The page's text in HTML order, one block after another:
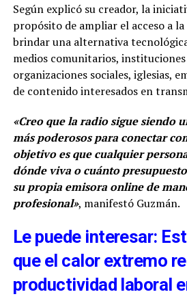
Según explicó su creador, la
propósito de ampliar el acceso a
brindar una alternativa
medios comunitarios, instituciones
organizaciones sociales, iglesias,
de contenido interesados en
«Creo que la radio sigue siendo
más poderosos para conectar
objetivo es que cualquier
dónde viva o cuánto
su propia emisora online de
profesional», manifestó Guzmán.
Le puede interesar:
que el calor extremo
productividad laboral